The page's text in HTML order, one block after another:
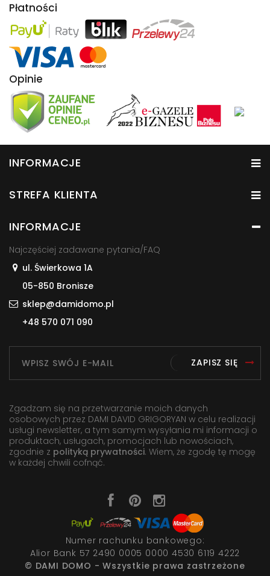
Płatności
Opinie
INFORMACJE
STREFA KLIENTA
INFORMACJE
Najczęściej zadawane pytania/FAQ
ul. Świerkowa 1A
05-850 Bronisze
sklep@damidomo.pl
+48 570 071 090
ZAPISZ SIĘ
Zgadzam się na przetwarzanie moich danych
osobowych przez DAMI DAVID GRIGORYAN w celu realizacji
usługi newsletter, a tym samym wysyłania mi informacji o
produktach, usługach, promocjach lub nowościach,
zgodnie z polityką prywatności. Wiem, że zgodę tę mogę
w każdej chwili cofnąć.
Numer rachunku bankowego:
Alior Bank 57 2490 0005 0000 4530 6119 4222
© DAMI DOMO - Wszystkie prawa zastrzeżone